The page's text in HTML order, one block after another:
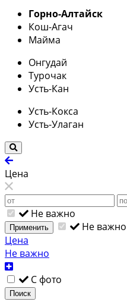
Горно-Алтайск
Кош-Агач
Майма
Онгудай
Турочак
Усть-Кан
Усть-Кокса
Усть-Улаган
Цена
Не важно
Применить
Не важно
Цена
Не важно
С фото
Поиск